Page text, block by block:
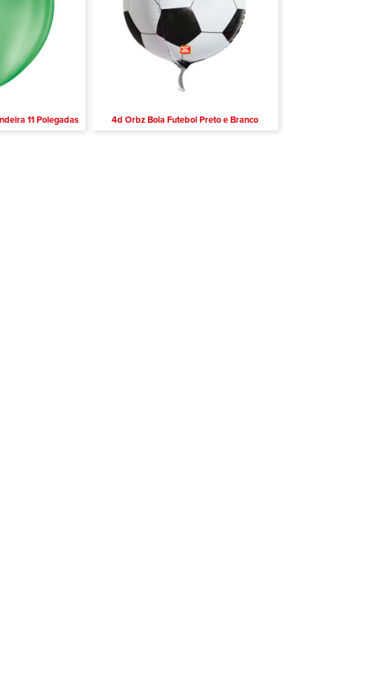
11 Polegadas 4d Orbz Bola Futebol Preto e Branco